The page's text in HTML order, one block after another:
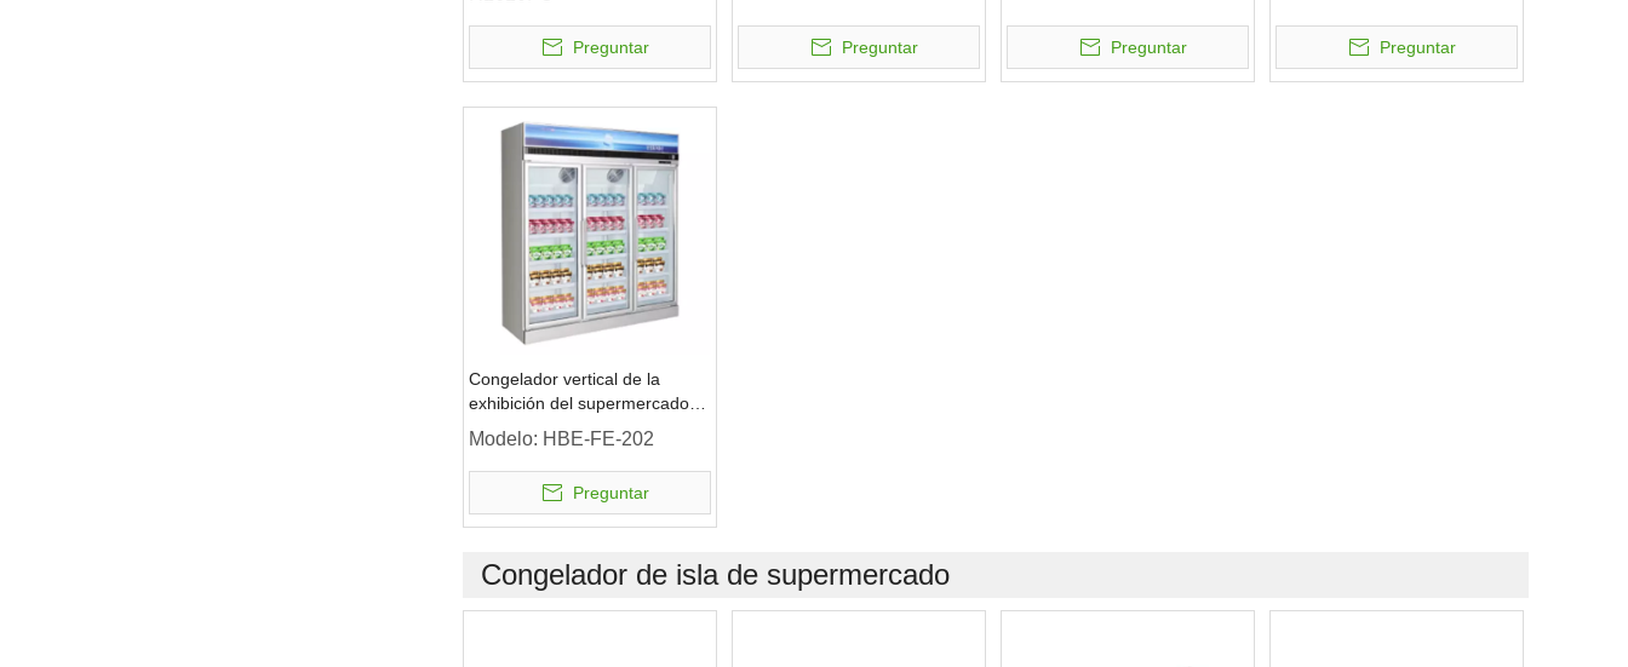
Preguntar Preguntar Preguntar Preguntar
Congelador vertical de la
exhibición del supermercado
del precio barato
Modelo: HBE-FE-202
Preguntar
Congelador de isla de supermercado